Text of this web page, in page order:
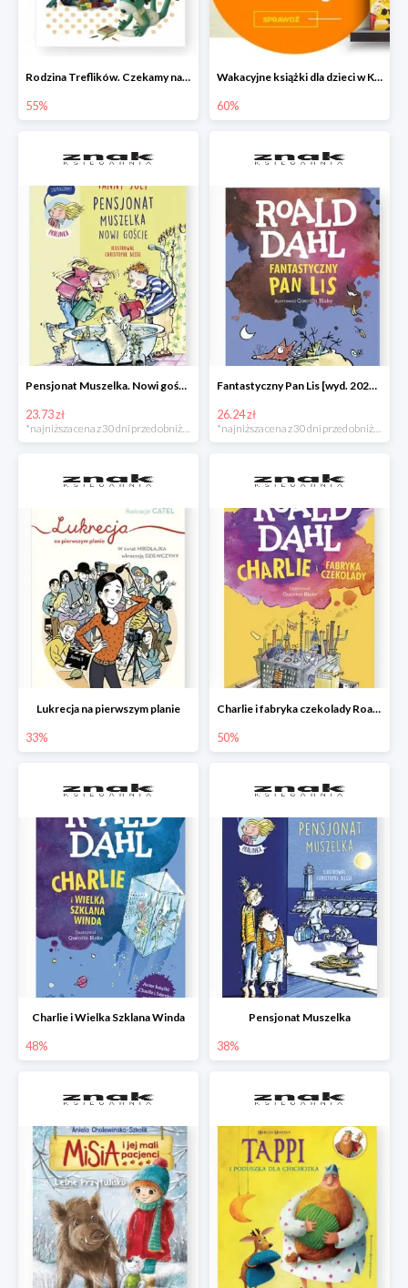
Rodzina Treflików. Czekamy na mamę
55%
Wakacyjne książki dla dzieci w Księgarni Znak do -60%
60%
Pensjonat Muszelka. Nowi goście Fanny Joly -32%
23.73 zł
*najniższa cena z 30 dni przed obniżką
Fantastyczny Pan Lis [wyd. 2020] Roald Dahl -25%
26.24 zł
*najniższa cena z 30 dni przed obniżką
Lukrecja na pierwszym planie
33%
Charlie i fabryka czekolady Roald Dahl
50%
Charlie i Wielka Szklana Winda
48%
Pensjonat Muszelka
38%